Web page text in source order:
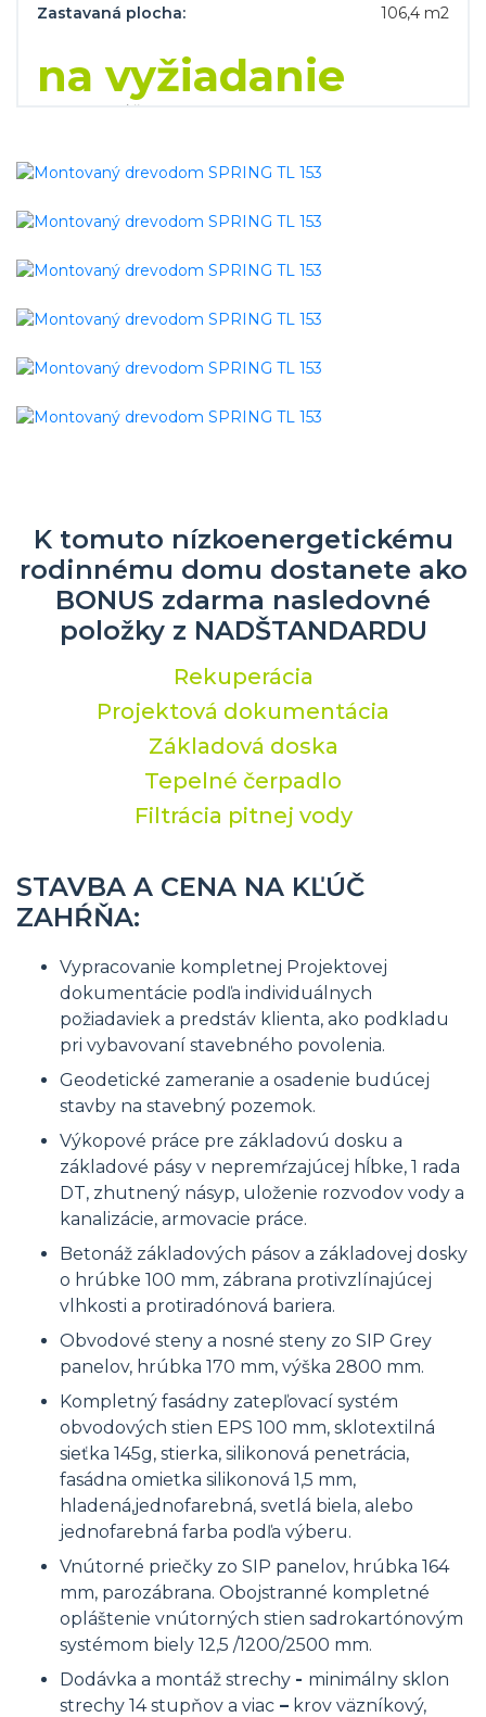
Zastavaná plocha:
106,4 m2
na vyžiadanie
K tomuto nízkoenergetickému
rodinnému domu dostanete ako
BONUS zdarma nasledovné
položky z NADŠTANDARDU
Rekuperácia
Projektová dokumentácia
Základová doska
Tepelné čerpadlo
Filtrácia pitnej vody
STAVBA A CENA NA KĽÚČ
ZAHŔŇA:
Vypracovanie kompletnej Projektovej
dokumentácie podľa individuálnych
požiadaviek a predstáv klienta, ako podkladu
pri vybavovaní stavebného povolenia.
Geodetické zameranie a osadenie budúcej
stavby na stavebný pozemok.
Výkopové práce pre základovú dosku a
základové pásy v nepremŕzajúcej hĺbke, 1 rada
DT, zhutnený násyp, uloženie rozvodov vody a
kanalizácie, armovacie práce.
Betonáž základových pásov a základovej dosky
o hrúbke 100 mm, zábrana protivzlínajúcej
vlhkosti a protiradónová bariera.
Obvodové steny a nosné steny zo SIP Grey
panelov, hrúbka 170 mm, výška 2800 mm.
Kompletný fasádny zatepľovací systém
obvodových stien EPS 100 mm, sklotextilná
sieťka 145g, stierka, silikonová penetrácia,
fasádna omietka silikonová 1,5 mm,
hladená,jednofarebná, svetlá biela, alebo
jednofarebná farba podľa výberu.
Vnútorné priečky zo SIP panelov, hrúbka 164
mm, parozábrana. Obojstranné kompletné
opláštenie vnútorných stien sadrokartónovým
systémom biely 12,5 /1200/2500 mm.
Dodávka a montáž strechy - minimálny sklon
strechy 14 stupňov a viac – krov väzníkový,